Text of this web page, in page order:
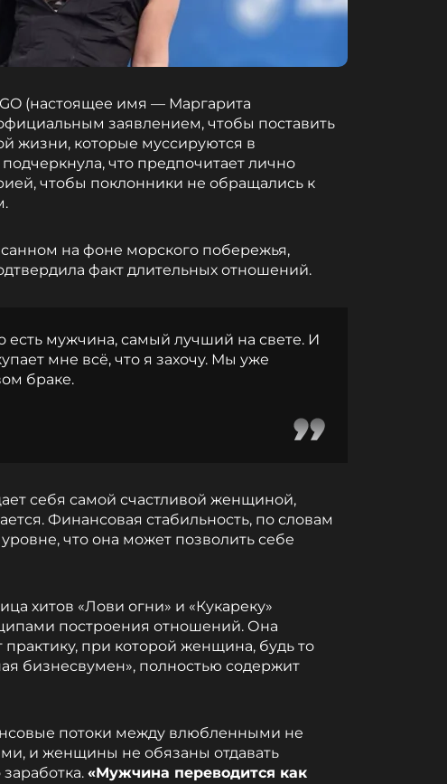
(настоящее имя — Маргарита
заявлением, чтобы поставить
жизни, которые муссируются в
что предпочитает лично
чтобы поклонники не обращались к
на фоне морского побережья,
факт длительных отношений.
есть мужчина, самый лучший на свете. И
мне всё, что я захочу. Мы уже
браке.
себя самой счастливой женщиной,
Финансовая стабильность, по словам
что она может позволить себе
хитов «Лови огни» и «Кукареку»
построения отношений. Она
при которой женщина, будь то
бизнесвумен», полностью содержит
потоки между влюбленными не
и женщины не обязаны отдавать
«Мужчина переводится как